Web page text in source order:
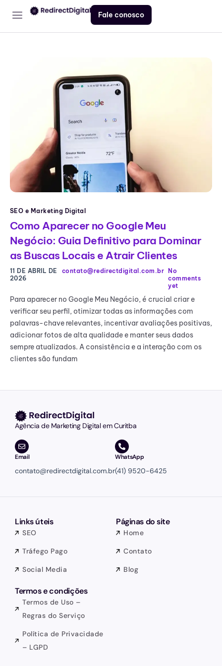
Fale conosco
SEO e Marketing Digital
Como Aparecer no Google Meu
Negócio: Guia Definitivo para Dominar
as Buscas Locais e Atrair Clientes
11 DE ABRIL DE
2026
contato@redirectdigital.com.br
No
comments
yet
Para aparecer no Google Meu Negócio, é crucial criar e
verificar seu perfil, otimizar todas as informações com
palavras-chave relevantes, incentivar avaliações positivas,
adicionar fotos de alta qualidade e manter seus dados
sempre atualizados. A consistência e a interação com os
clientes são fundam
Agência de Marketing Digital em Curitba
Email
contato@redirectdigital.com.br
WhatsApp
(41) 9520-6425
Links úteis
SEO
Tráfego Pago
Social Media
Páginas do site
Home
Contato
Blog
Termos e condições
Termos de Uso –
Regras do Serviço
Política de Privacidade
– LGPD